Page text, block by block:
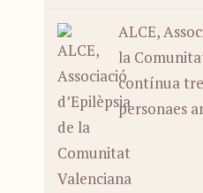
ALCE,
la
contínua
personaes